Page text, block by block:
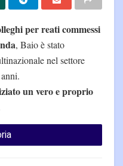
per reati commessi
, Baio è stato
nel settore
un vero e proprio